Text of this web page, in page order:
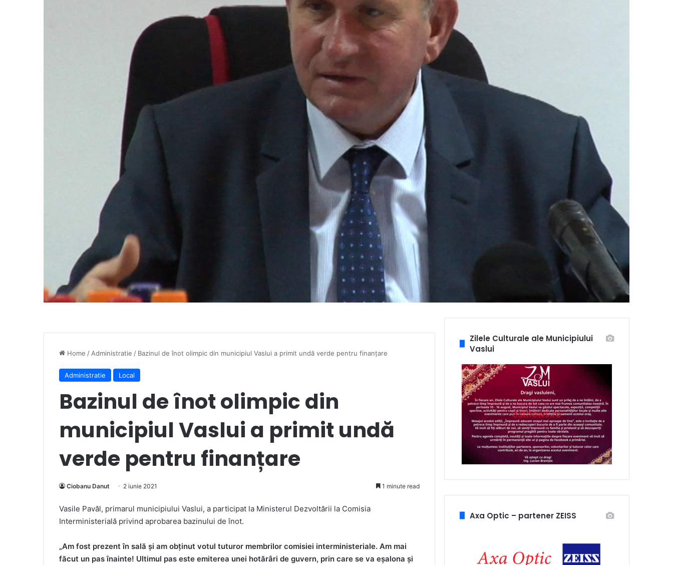
Home / Administratie / Bazinul de înot olimpic din municipiul Vaslui a primit undă verde pentru finanțare
Administratie Local
Bazinul de înot olimpic din
municipiul Vaslui a primit undă
verde pentru finanțare
Ciobanu Danut 2 iunie 2021 1 minute read
Vasile Pavăl, primarul municipiului Vaslui, a participat la Ministerul Dezvoltării la Comisia
Interministerială privind aprobarea bazinului de înot.
„Am fost prezent în sală și am obținut votul tuturor membrilor comisiei interministeriale. Am mai
făcut un pas înainte! Ultimul pas este emiterea unei hotărâri de guvern, prin care se va eșalona și
Zilele Culturale ale Municipiului
Vaslui
Axa Optic – partener ZEISS